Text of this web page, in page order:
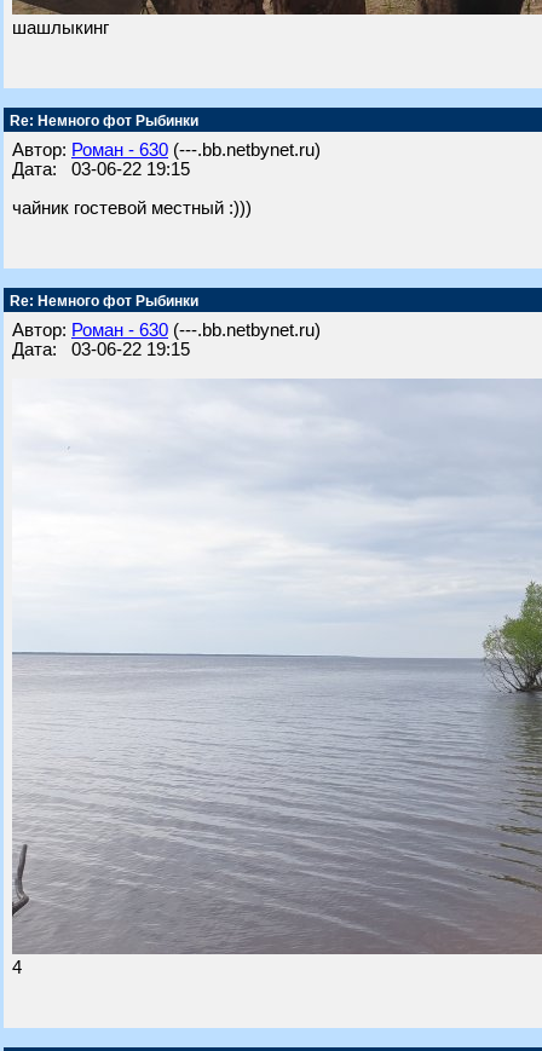
шашлыкинг
Re: Немного фот Рыбинки
Автор: Роман - 630 (---.bb.netbynet.ru)
Дата: 03-06-22 19:15
чайник гостевой местный :)))
Re: Немного фот Рыбинки
Автор: Роман - 630 (---.bb.netbynet.ru)
Дата: 03-06-22 19:15
4